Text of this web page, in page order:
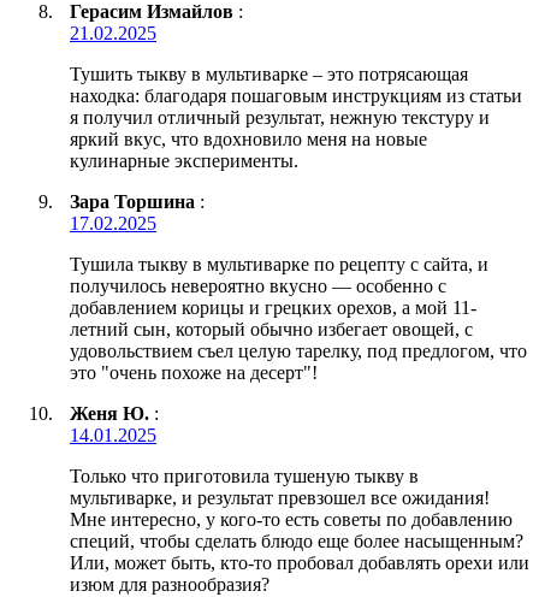
Герасим Измайлов :
21.02.2025
Тушить тыкву в мультиварке – это потрясающая
находка: благодаря пошаговым инструкциям из статьи
я получил отличный результат, нежную текстуру и
яркий вкус, что вдохновило меня на новые
кулинарные эксперименты.
Зара Торшина :
17.02.2025
Тушила тыкву в мультиварке по рецепту с сайта, и
получилось невероятно вкусно — особенно с
добавлением корицы и грецких орехов, а мой 11-
летний сын, который обычно избегает овощей, с
удовольствием съел целую тарелку, под предлогом, что
это "очень похоже на десерт"!
Женя Ю. :
14.01.2025
Только что приготовила тушеную тыкву в
мультиварке, и результат превзошел все ожидания!
Мне интересно, у кого-то есть советы по добавлению
специй, чтобы сделать блюдо еще более насыщенным?
Или, может быть, кто-то пробовал добавлять орехи или
изюм для разнообразия?